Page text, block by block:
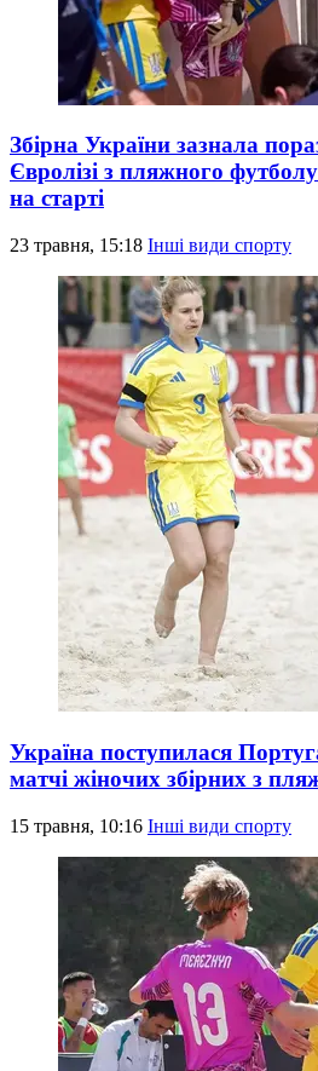
Збірна України зазнала
Євролізі з пляжного
на старті
23 травня, 15:18 Інші види спорту
Україна поступилася
матчі жіночих збірних з
15 травня, 10:16 Інші види спорту